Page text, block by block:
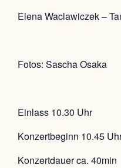
Elena Waclawiczek –
Fotos: Sascha Osaka
Einlass 10.30 Uhr
Konzertbeginn 10.45
Konzertdauer ca. 40min